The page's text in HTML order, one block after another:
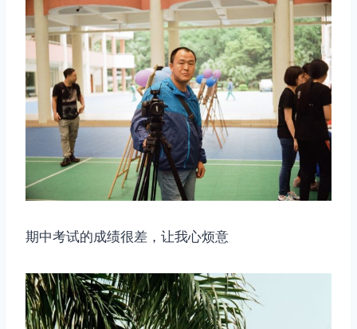
期中考试的成绩很差，让我心烦意